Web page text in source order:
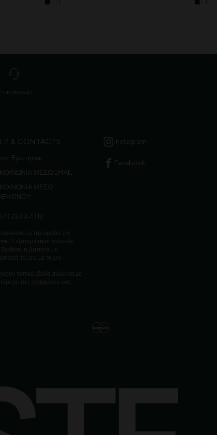
& CONTACTS
Ερωτήσεις
ΜΕΣΩ EMAIL
ΜΕΣΩ
22447312
με την ομάδα της
Η εξυπηρέτηση πελατών
διαθέσιμη Δευτέρα με
10:00 με 16:00.
τοπικά έξοδα ανάλογα με
του τηλεφώνου σας.
Instagram
Facebook